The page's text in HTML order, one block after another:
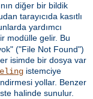
diğer bir bildik
tarayıcıda kasıtlı
yardımcı
modülle gelir. Bu
("File Not Found")
isimde bir dosya var
istemciye
yollar. Benzer
halinde sunulur.